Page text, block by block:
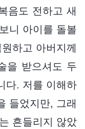
음도 전하고 새
니 아이를 돌볼
하고 아버지께
을 받으셔도 두
다. 저를 이해하
들었지만, 그래
흔들리지 않았